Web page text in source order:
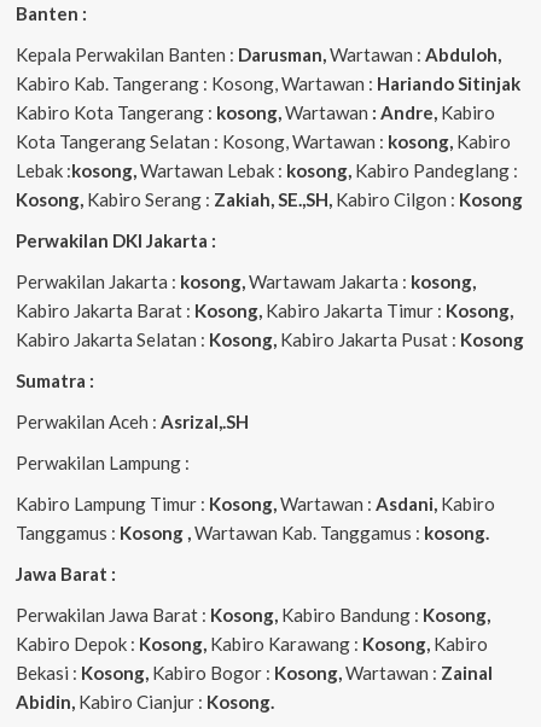
Banten :
Kepala Perwakilan Banten : Darusman, Wartawan : Abduloh,
Kabiro Kab. Tangerang : Kosong, Wartawan : Hariando Sitinjak
Kabiro Kota Tangerang : kosong, Wartawan : Andre, Kabiro
Kota Tangerang Selatan : Kosong, Wartawan : kosong, Kabiro
Lebak :kosong, Wartawan Lebak : kosong, Kabiro Pandeglang :
Kosong, Kabiro Serang : Zakiah, SE.,SH, Kabiro Cilgon : Kosong
Perwakilan DKI Jakarta :
Perwakilan Jakarta : kosong, Wartawam Jakarta : kosong,
Kabiro Jakarta Barat : Kosong, Kabiro Jakarta Timur : Kosong,
Kabiro Jakarta Selatan : Kosong, Kabiro Jakarta Pusat : Kosong
Sumatra :
Perwakilan Aceh : Asrizal,.SH
Perwakilan Lampung :
Kabiro Lampung Timur : Kosong, Wartawan : Asdani, Kabiro
Tanggamus : Kosong , Wartawan Kab. Tanggamus : kosong.
Jawa Barat :
Perwakilan Jawa Barat : Kosong, Kabiro Bandung : Kosong,
Kabiro Depok : Kosong, Kabiro Karawang : Kosong, Kabiro
Bekasi : Kosong, Kabiro Bogor : Kosong, Wartawan : Zainal
Abidin, Kabiro Cianjur : Kosong.